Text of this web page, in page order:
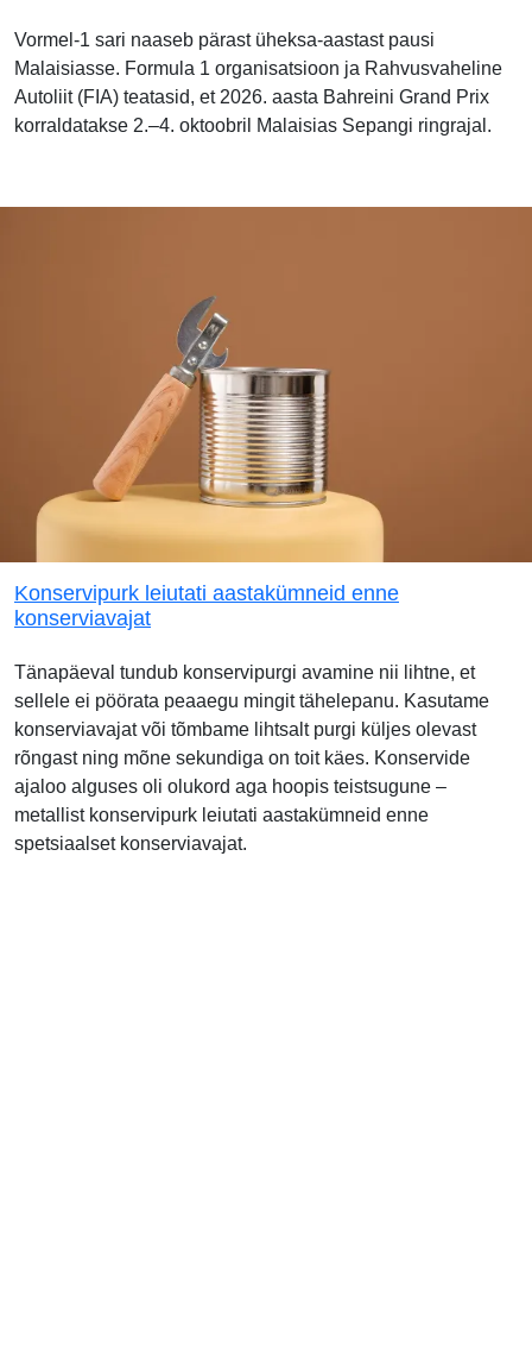
Vormel-1 sari naaseb pärast üheksa-aastast pausi
Malaisiasse. Formula 1 organisatsioon ja Rahvusvaheline
Autoliit (FIA) teatasid, et 2026. aasta Bahreini Grand Prix
korraldatakse 2.–4. oktoobril Malaisias Sepangi ringrajal.
Konservipurk leiutati aastakümneid enne
konserviavajat
Tänapäeval tundub konservipurgi avamine nii lihtne, et
sellele ei pöörata peaaegu mingit tähelepanu. Kasutame
konserviavajat või tõmbame lihtsalt purgi küljes olevast
rõngast ning mõne sekundiga on toit käes. Konservide
ajaloo alguses oli olukord aga hoopis teistsugune –
metallist konservipurk leiutati aastakümneid enne
spetsiaalset konserviavajat.